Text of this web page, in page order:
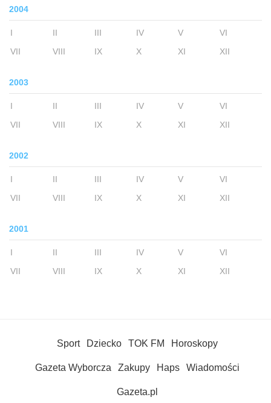
2004
I II III IV V
VI
VII
VIII IX X XI XII
2003
I II III IV V
VI
VII
VIII IX X XI XII
2002
I II III IV V
VI
VII
VIII IX X XI XII
2001
I II III IV V
VI
VII
VIII IX X XI XII
Sport Dziecko TOK FM Horoskopy
Gazeta Wyborcza Zakupy Haps Wiadomości
Gazeta.pl